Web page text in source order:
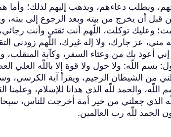
ويطلب دعاءهم، ويذهب إليهم لذلك؛ وأما
قبل أن يخرج من بيته وبعد الرجوع إلى
وعليك توكلت، اللّهم أنت ثقتي وأنت رجائي،
مني، عز جارك، ولا إله غيرك، اللّهم زودني
أعوذ بك من وعثاء السفر، وكآبة المنقلب،
بسم اللّه: ولا حول ولا قوة إلا باللّه العلي
من الشيطان الرجيم، ويقرأ آية الكرسي،
والحمد للّه الذي هدانا للإسلام، وعلمنا
الذي جعلني من خير أمة أخرجت للناس،
الحمد للّه رب العالمين.